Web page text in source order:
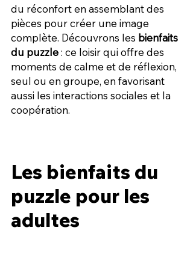
du réconfort en assemblant des
pièces pour créer une image
complète. Découvrons les bienfaits
du puzzle : ce loisir qui offre des
moments de calme et de réflexion,
seul ou en groupe, en favorisant
aussi les interactions sociales et la
coopération.
Les bienfaits du
puzzle pour les
adultes